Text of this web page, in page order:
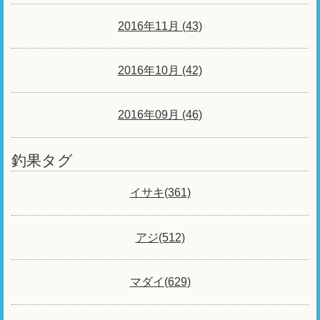
2016年11月 (43)
2016年10月 (42)
2016年09月 (46)
釣果タグ
イサキ(361)
アジ(512)
マダイ(629)